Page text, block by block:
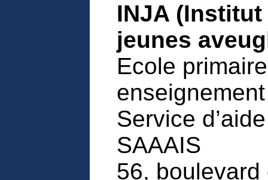
INJA
jeunes
Ecole
Service
SAAAIS
56,